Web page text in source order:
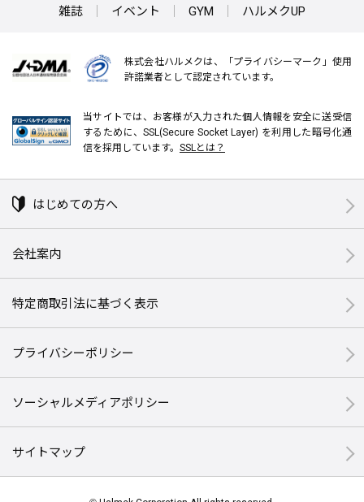
雑誌 イベント GYM ハルメクUP
株式会社ハルメクは、「プライバシーマーク」使用
許諾業者として認定されています。
当サイトでは、お客様が入力された個人情報を安全に送受信
するために、SSL(Secure Socket Layer) を利用した暗号化通
信を採用しています。 SSLとは？
はじめての方へ
会社案内
特定商取引法に基づく表示
プライバシーポリシー
ソーシャルメディアポリシー
サイトマップ